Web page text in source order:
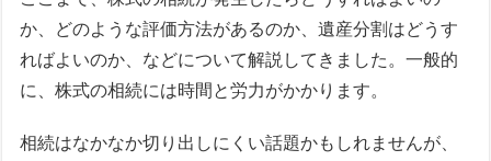
か、どのような評価方法があるのか、遺産分割はどうす
ればよいのか、などについて解説してきました。一般的
に、株式の相続には時間と労力がかかります。
相続はなかなか切り出しにくい話題かもしれませんが、